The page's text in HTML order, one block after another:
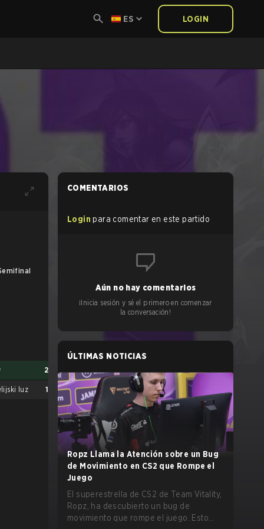
ES LOGIN
UB Finals
2
luz 1
Enjoy 2
G2 Ares 1
COMENTARIOS
Login para comentar en este partido
Aún no hay comentarios
¡Inicia sesión y sé el primero en comenzar
la conversación!
ÚLTIMAS NOTICIAS
Ropz Llama la Atención sobre un Bug
de Movimiento en CS2 que Rompe el
Juego
El superestrella de CS2 de Team Vitality,
Ropz, ha descubierto un bug de
movimiento que rompe el juego. Esto